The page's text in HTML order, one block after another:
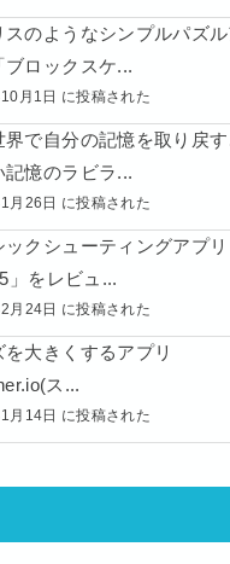
スのようなシンプルパズル
ブロックスケ...
月1日 に投稿された
界で自分の記憶を取り戻
記憶のラビラ...
月26日 に投稿された
ックシューティングアプリ
」をレビュ...
月24日 に投稿された
を大きくするアプリ
ス...
月14日 に投稿された